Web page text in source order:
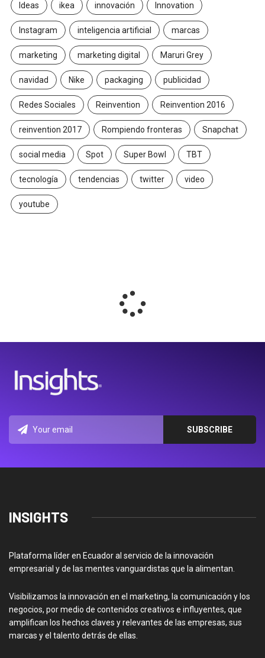
Ideas ikea innovación Innovation
Instagram inteligencia artificial marcas
marketing marketing digital Maruri Grey
navidad Nike packaging publicidad
Redes Sociales Reinvention Reinvention 2016
reinvention 2017 Rompiendo fronteras Snapchat
social media Spot Super Bowl TBT
tecnología tendencias twitter video
youtube
INSIGHTS
Plataforma líder en Ecuador al servicio de la innovación
empresarial y de las mentes vanguardistas que la alimentan.
Visibilizamos la innovación en el marketing, la comunicación y los
negocios, por medio de contenidos creativos e influyentes, que
amplifican los hechos claves y relevantes de las empresas, sus
marcas y el talento detrás de ellas.